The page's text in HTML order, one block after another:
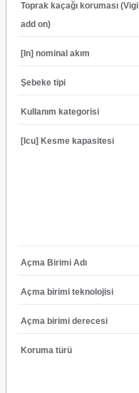
Toprak kaçağı koruması (Vigi
add on)
[In] nominal akım
Şebeke tipi
Kullanım kategorisi
[Icu] Kesme kapasitesi
Açma Birimi Adı
Açma birimi teknolojisi
Açma birimi derecesi
Koruma türü